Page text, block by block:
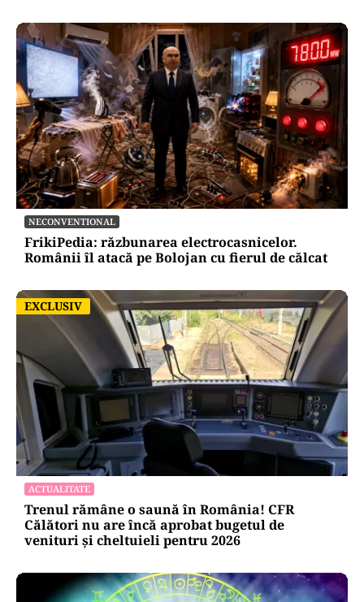
NECONVENTIONAL
FrikiPedia: răzbunarea electrocasnicelor.
Românii îl atacă pe Bolojan cu fierul de călcat
EXCLUSIV
EXCLUSIV
ACTUALITATE
Trenul rămâne o saună în România! CFR
Călători nu are încă aprobat bugetul de
venituri și cheltuieli pentru 2026